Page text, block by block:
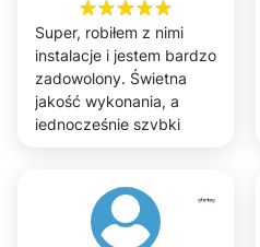
Super, robiłem z nimi
instalacje i jestem bardzo
zadowolony. Świetna
jakość wykonania, a
jednocześnie szybki